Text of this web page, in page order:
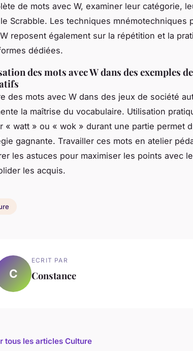
de mots avec W, examiner leur catégorie,
Scrabble. Les techniques mnémotechniques
reposent également sur la répétition et la
dédiées.
des mots avec W dans des exemples
des mots avec W dans des jeux de société
la maîtrise du vocabulaire. Utilisation
« watt » ou « wok » durant une partie permet
gagnante. Travailler ces mots en atelier
les astuces pour maximiser les points avec
les acquis.
C
ECRIT PAR
Constance
tous les articles Culture